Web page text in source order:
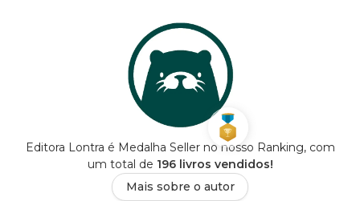
Editora Lontra é Medalha Seller no nosso Ranking, com
um total de 196 livros vendidos!
Mais sobre o autor